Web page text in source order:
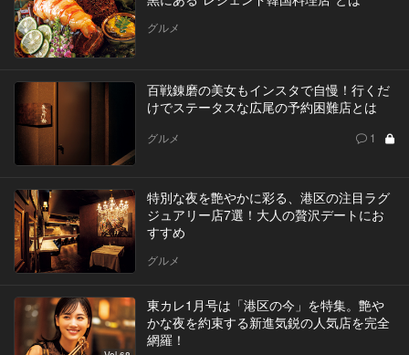
グルメ
百戦錬磨の美女もインスタで自慢！行くだ
けでステータスな広尾の予約困難店とは
グルメ 1
特別な夜を艶やかに彩る、港区の注目ラグ
ジュアリー店7選！大人の贅沢デートにお
すすめ
グルメ
東カレ1月号は「港区の今」を特集。艶や
かな夜を約束する新進気鋭の人気店を完全
網羅！